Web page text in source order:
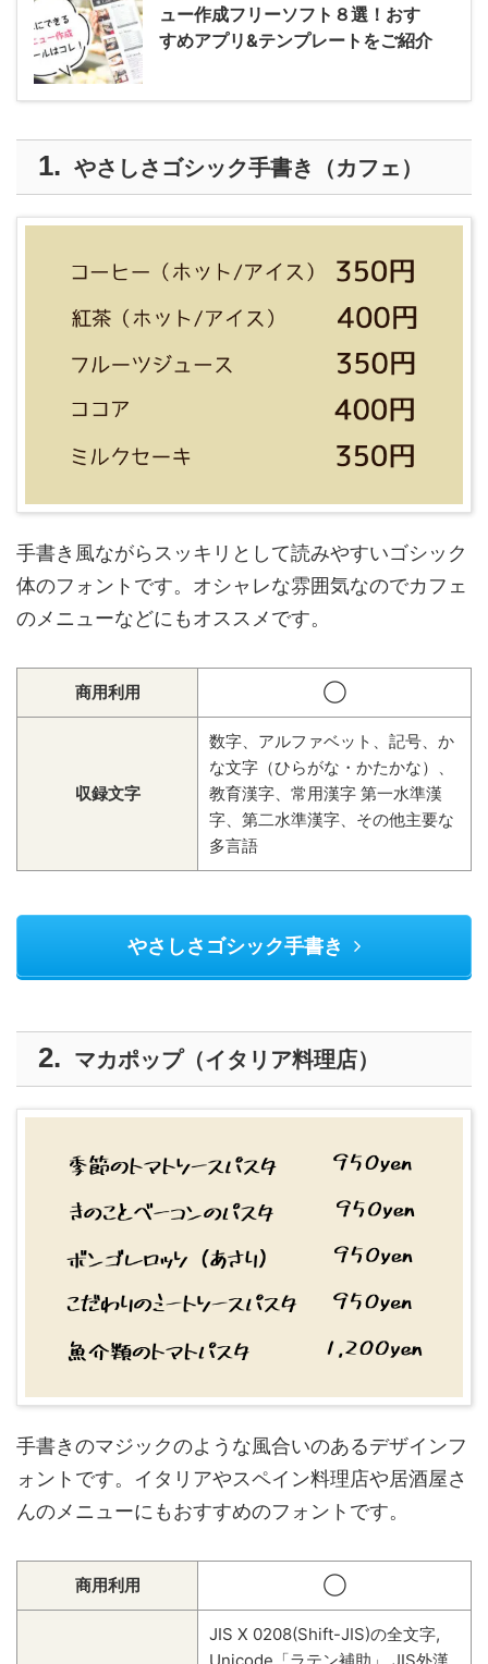
ュー作成フリーソフト８選！おす
すめアプリ&テンプレートをご紹介
やさしさゴシック手書き（カフェ）
手書き風ながらスッキリとして読みやすいゴシック
体のフォントです。オシャレな雰囲気なのでカフェ
のメニューなどにもオススメです。
商用利用 ◯
収録文字
数字、アルファベット、記号、か
な文字（ひらがな・かたかな）、
教育漢字、常用漢字 第一水準漢
字、第二水準漢字、その他主要な
多言語
やさしさゴシック手書き
マカポップ（イタリア料理店）
手書きのマジックのような風合いのあるデザインフ
ォントです。イタリアやスペイン料理店や居酒屋さ
んのメニューにもおすすめのフォントです。
商用利用 ◯
JIS X 0208(Shift-JIS)の全文字,